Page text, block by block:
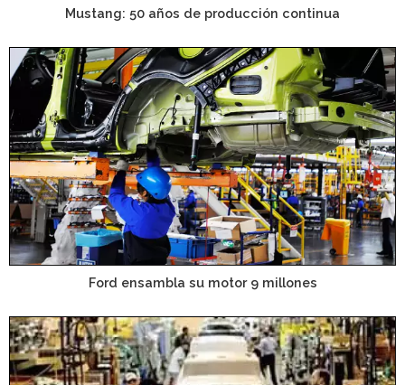
Mustang: 50 años de producción continua
Ford ensambla su motor 9 millones